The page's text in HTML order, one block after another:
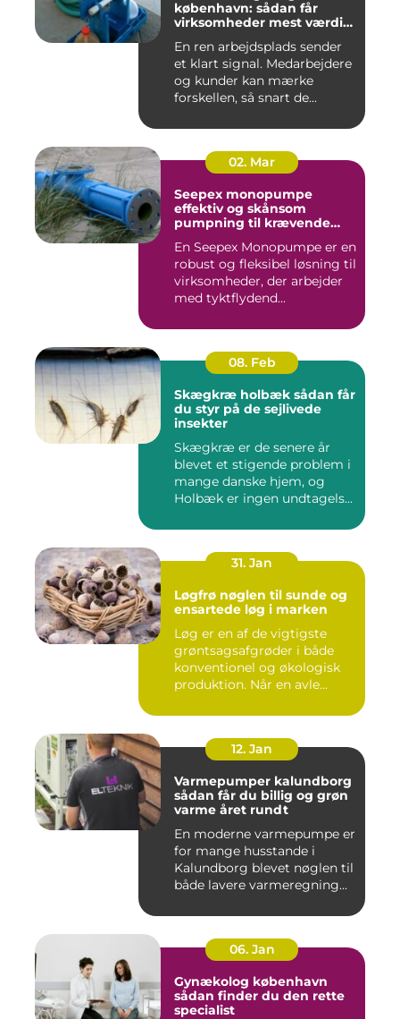
københavn: sådan får
virksomheder mest værdi
En ren arbejdsplads sender
et klart signal. Medarbejdere
og kunder kan mærke
forskellen, så snart de...
02. Mar
Seepex monopumpe
effektiv og skånsom
pumpning til krævende
En Seepex Monopumpe er en
robust og fleksibel løsning til
virksomheder, der arbejder
med tyktflydend...
08. Feb
Skægkræ holbæk sådan får
du styr på de sejlivede
insekter
Skægkræ er de senere år
blevet et stigende problem i
mange danske hjem, og
Holbæk er ingen undtagels...
31. Jan
Løgfrø nøglen til sunde og
ensartede løg i marken
Løg er en af de vigtigste
grøntsagsafgrøder i både
konventionel og økologisk
produktion. Når en avle...
12. Jan
Varmepumper kalundborg
sådan får du billig og grøn
varme året rundt
En moderne varmepumpe er
for mange husstande i
Kalundborg blevet nøglen til
både lavere varmeregning...
06. Jan
Gynækolog københavn
sådan finder du den rette
specialist